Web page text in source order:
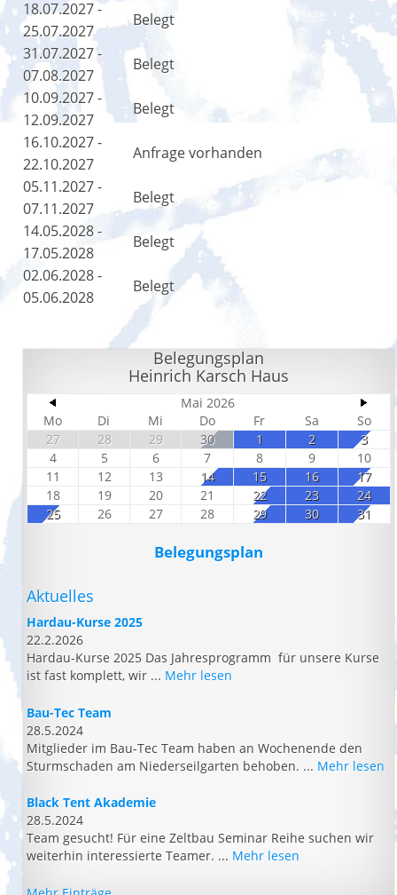
18.07.2027 -
25.07.2027
Belegt
31.07.2027 -
07.08.2027
Belegt
10.09.2027 -
12.09.2027
Belegt
16.10.2027 -
22.10.2027
Anfrage vorhanden
05.11.2027 -
07.11.2027
Belegt
14.05.2028 -
17.05.2028
Belegt
02.06.2028 -
05.06.2028
Belegt
Belegungsplan
Heinrich Karsch Haus
Mai 2026
Mo
Di Mi Do Fr Sa
So
27
28 29 30 1 2
3
4
5 6 7 8 9
10
11
12 13 14 15 16
17
18
19 20 21 22 23
24
25
26 27 28 29 30 31
Belegungsplan
Aktuelles
Hardau-Kurse 2025
22.2.2026
Hardau-Kurse 2025 Das Jahresprogramm für unsere Kurse
ist fast komplett, wir ... Mehr lesen
Bau-Tec Team
28.5.2024
Mitglieder im Bau-Tec Team haben an Wochenende den
Sturmschaden am Niederseilgarten behoben. ... Mehr lesen
Black Tent Akademie
28.5.2024
Team gesucht! Für eine Zeltbau Seminar Reihe suchen wir
weiterhin interessierte Teamer. ... Mehr lesen